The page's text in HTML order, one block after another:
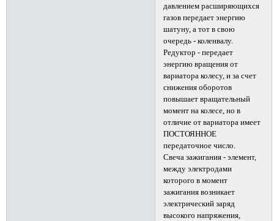
давлением расширяющихся
газов передает энергию
шатуну, а тот в свою
очередь - коленвалу.
Редуктор - передает
энергию вращения от
вариатора колесу, и за счет
снижения оборотов
повышает вращательный
момент на колесе, но в
отличие от вариатора имеет
ПОСТОЯННОЕ
передаточное число.
Свеча зажигания - элемент,
между электродами
которого в момент
зажигания возникает
электрический заряд
высокого напряжения,